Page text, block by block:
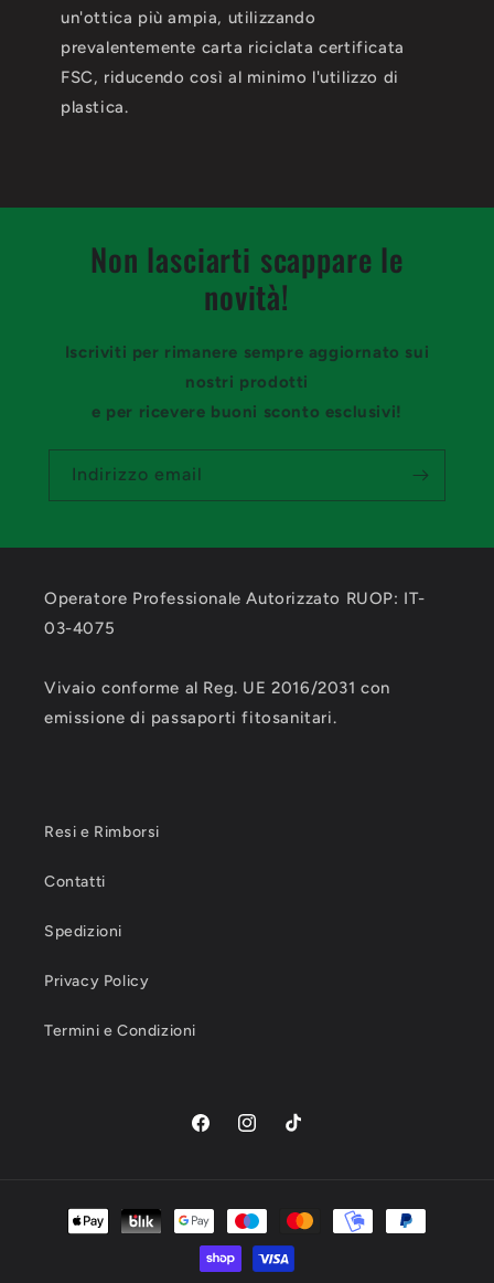
un'ottica più ampia, utilizzando
prevalentemente carta riciclata certificata
FSC, riducendo così al minimo l'utilizzo di
plastica.
Non lasciarti scappare le
novità!
Iscriviti per rimanere sempre aggiornato sui
nostri prodotti
e per ricevere buoni sconto esclusivi!
Indirizzo email
Operatore Professionale Autorizzato RUOP: IT-
03-4075
Vivaio conforme al Reg. UE 2016/2031 con
emissione di passaporti fitosanitari.
Resi e Rimborsi
Contatti
Spedizioni
Privacy Policy
Termini e Condizioni
FacebookInstagramTikTok
Metodi